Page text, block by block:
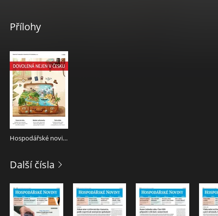
Přílohy
Hospodářské noviny - příloha 115 - 17.6.2026 Dovolená nejen v Česku
Další čísla